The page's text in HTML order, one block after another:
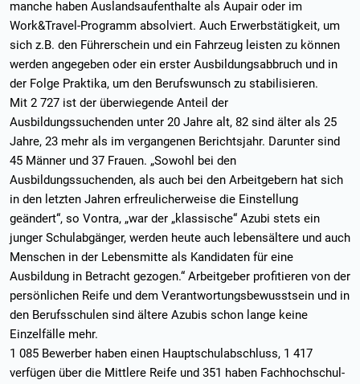
manche haben Auslandsaufenthalte als Aupair oder im
Work&Travel-Programm absolviert. Auch Erwerbstätigkeit, um
sich z.B. den Führerschein und ein Fahrzeug leisten zu können
werden angegeben oder ein erster Ausbildungsabbruch und in
der Folge Praktika, um den Berufswunsch zu stabilisieren.
Mit 2 727 ist der überwiegende Anteil der
Ausbildungssuchenden unter 20 Jahre alt, 82 sind älter als 25
Jahre, 23 mehr als im vergangenen Berichtsjahr. Darunter sind
45 Männer und 37 Frauen. „Sowohl bei den
Ausbildungssuchenden, als auch bei den Arbeitgebern hat sich
in den letzten Jahren erfreulicherweise die Einstellung
geändert“, so Vontra, „war der „klassische“ Azubi stets ein
junger Schulabgänger, werden heute auch lebensältere und auch
Menschen in der Lebensmitte als Kandidaten für eine
Ausbildung in Betracht gezogen.“ Arbeitgeber profitieren von der
persönlichen Reife und dem Verantwortungsbewusstsein und in
den Berufsschulen sind ältere Azubis schon lange keine
Einzelfälle mehr.
1 085 Bewerber haben einen Hauptschulabschluss, 1 417
verfügen über die Mittlere Reife und 351 haben Fachhochschul-